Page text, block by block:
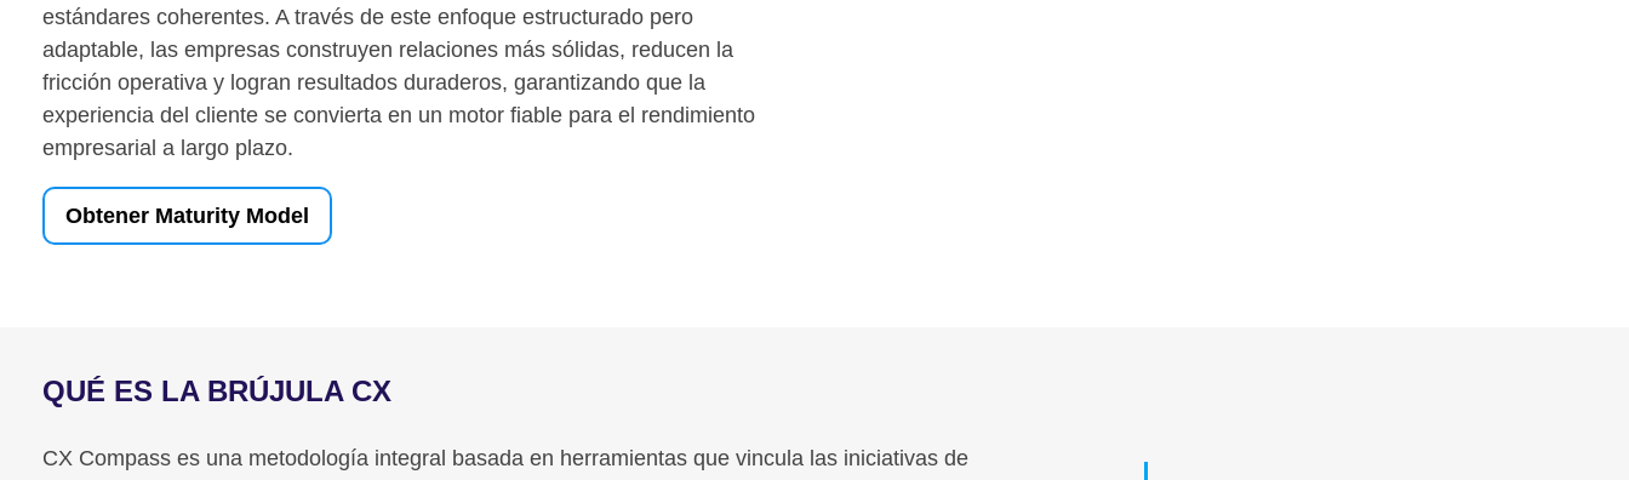
estándares coherentes. A través de este enfoque estructurado pero
adaptable, las empresas construyen relaciones más sólidas, reducen la
fricción operativa y logran resultados duraderos, garantizando que la
experiencia del cliente se convierta en un motor fiable para el rendimiento
empresarial a largo plazo.
Obtener Maturity Model
QUÉ ES LA BRÚJULA CX
CX Compass es una metodología integral basada en herramientas que vincula las iniciativas de